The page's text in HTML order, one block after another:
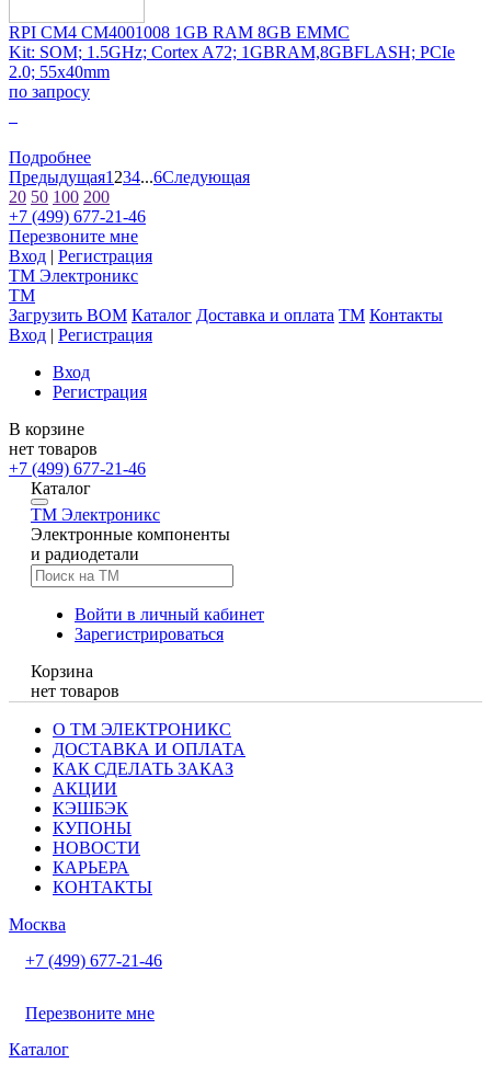
RPI CM4 CM4001008 1GB RAM 8GB EMMC
Kit: SOM; 1.5GHz; Cortex A72; 1GBRAM,8GBFLASH; PCIe
2.0; 55x40mm
по запросу
Подробнее
Предыдущая1 234...6Следующая
20 50 100 200
+7 (499) 677-21-46
Перезвоните мне
Вход | Регистрация
TM Электроникс
TM
Загрузить BOM Каталог Доставка и оплата TM Контакты
Вход | Регистрация
Вход
Регистрация
В корзине
нет товаров
+7 (499) 677-21-46
Каталог
TM Электроникс
Электронные компоненты
и радиодетали
Войти в личный кабинет
Зарегистрироваться
Корзина
нет товаров
О ТМ ЭЛЕКТРОНИКС
ДОСТАВКА И ОПЛАТА
КАК СДЕЛАТЬ ЗАКАЗ
АКЦИИ
КЭШБЭК
КУПОНЫ
НОВОСТИ
КАРЬЕРА
КОНТАКТЫ
Москва
+7 (499) 677-21-46
Перезвоните мне
Каталог